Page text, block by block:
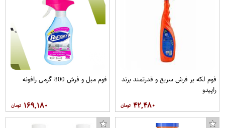
فوم لکه بر فرش سریع و قدرتمند برند
راپیدو
۴۲,۴۸۰
فوم مبل و فرش 800 گرمی رافونه
۱۶۹,۱۸۰